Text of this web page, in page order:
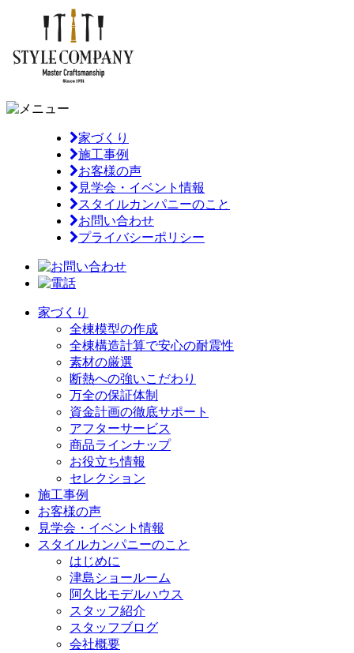
家づくり
施工事例
お客様の声
見学会・イベント情報
スタイルカンパニーのこと
お問い合わせ
プライバシーポリシー
家づくり
全棟模型の作成
全棟構造計算で安心の耐震性
素材の厳選
断熱への強いこだわり
万全の保証体制
資金計画の徹底サポート
アフターサービス
商品ラインナップ
お役立ち情報
セレクション
施工事例
お客様の声
見学会・イベント情報
スタイルカンパニーのこと
はじめに
津島ショールーム
阿久比モデルハウス
スタッフ紹介
スタッフブログ
会社概要